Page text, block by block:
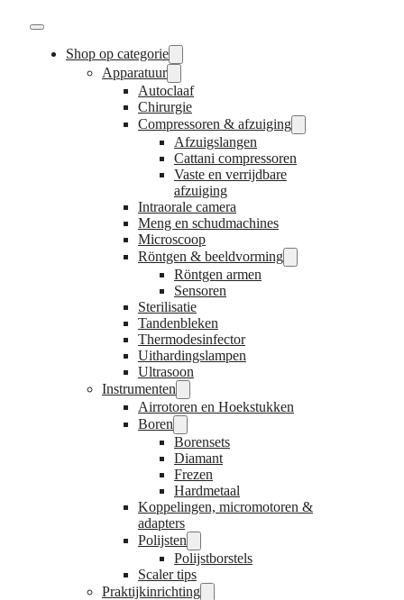
Shop op categorie
Apparatuur
Autoclaaf
Chirurgie
Compressoren & afzuiging
Afzuigslangen
Cattani compressoren
Vaste en verrijdbare
afzuiging
Intraorale camera
Meng en schudmachines
Microscoop
Röntgen & beeldvorming
Röntgen armen
Sensoren
Sterilisatie
Tandenbleken
Thermodesinfector
Uithardingslampen
Ultrasoon
Instrumenten
Airrotoren en Hoekstukken
Boren
Borensets
Diamant
Frezen
Hardmetaal
Koppelingen, micromotoren &
adapters
Polijsten
Polijstborstels
Scaler tips
Praktijkinrichting